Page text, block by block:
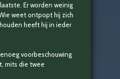
Er worden weinig
weet ontpopt hij zich
heeft hij in ieder
voorbeschouwing
mits die twee